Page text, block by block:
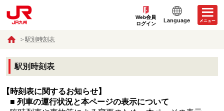
Web会員
ログイン
Language
駅別時刻表
駅別時刻表
【時刻表に関するお知らせ】
■ 列車の運行状況と本ページの表示について